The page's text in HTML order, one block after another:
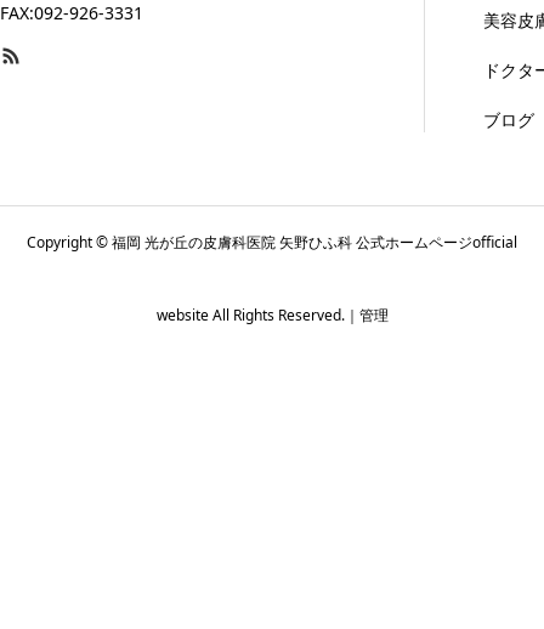
FAX:092-926-3331
美容皮
ドクタ
ブログ
Copyright © 福岡 光が丘の皮膚科医院 矢野ひふ科 公式ホームページofficial
website All Rights Reserved.｜ 管理